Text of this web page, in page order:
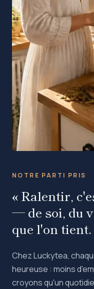
NOTRE PARTI PRIS
« Ralentir,
— de soi, du
que l'on tient.
Chez Luckytea,
heureuse : moins
croyons qu'un